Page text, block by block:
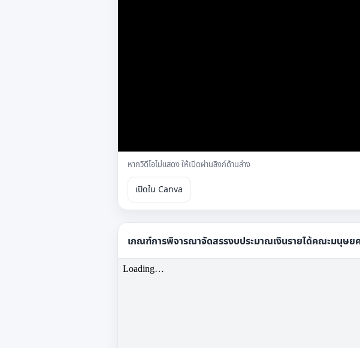
หากวิดีโอไม่แสดง ให้เปิดผ่านลิงก์ด้านล่าง
เปิดใน Canva
เกณฑ์การพิจารณาจัดสรรงบประมาณเงินรายได้คณะมนุษ